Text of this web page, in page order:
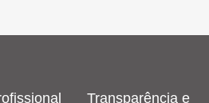
Transparência e